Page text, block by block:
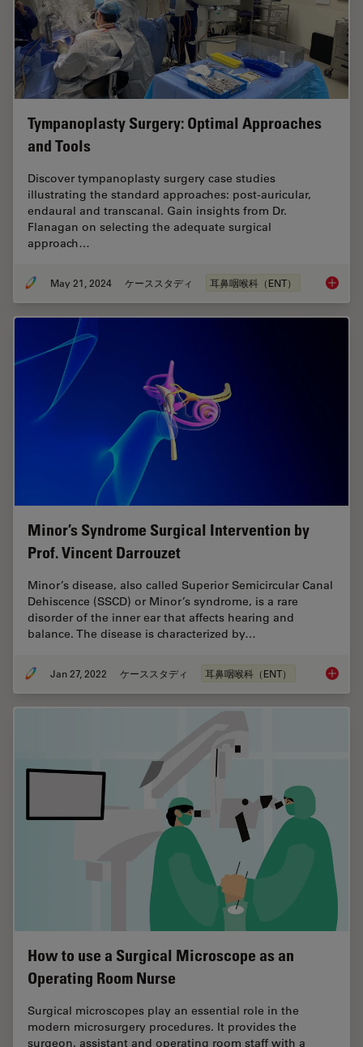
Tympanoplasty Surgery: Optimal Approaches
and Tools
Discover tympanoplasty surgery case studies
illustrating the standard approaches: post-auricular,
endaural and transcanal. Gain insights from Dr.
Flanagan on selecting the adequate surgical
approach…
May 21, 2024 ケーススタディ 耳鼻咽喉科（ENT）
Minor’s Syndrome Surgical Intervention by
Prof. Vincent Darrouzet
Minor’s disease, also called Superior Semicircular Canal
Dehiscence (SSCD) or Minor’s syndrome, is a rare
disorder of the inner ear that affects hearing and
balance. The disease is characterized by…
Jan 27, 2022 ケーススタディ 耳鼻咽喉科（ENT）
How to use a Surgical Microscope as an
Operating Room Nurse
Surgical microscopes play an essential role in the
modern microsurgery procedures. It provides the
surgeon, assistant and operating room staff with a